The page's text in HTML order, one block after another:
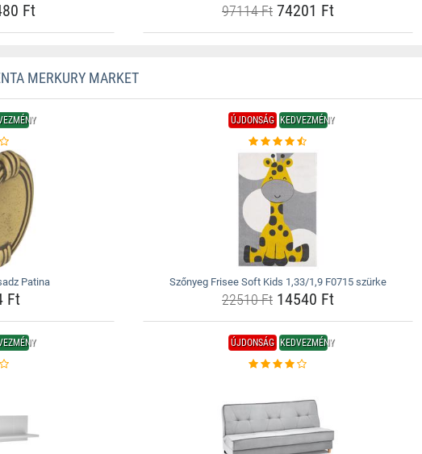
Ft 97114 Ft74201 Ft
MERKURY MARKET
Patina
Ft
ÚJDONSÁG KEDVEZMÉNY
Szőnyeg Frisee Soft Kids 1,33/1,9 F0715 szürke
22510 Ft14540 Ft
ÚJDONSÁG KEDVEZMÉNY